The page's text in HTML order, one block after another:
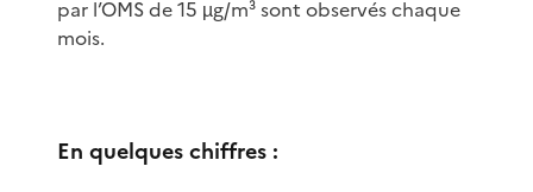
par l’OMS de 15 µg/m³ sont observés chaque
mois.
En quelques chiffres :